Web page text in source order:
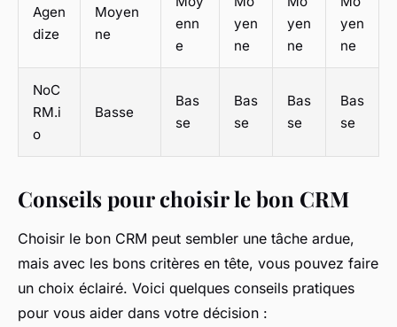
Agen
dize
Moyen
ne
enn
e
yen
ne
yen
ne
yen
ne
NoC
RM.i
o
Basse
Bas
se
Bas
se
Bas
se
Bas
se
Conseils pour choisir le bon CRM
Choisir le bon CRM peut sembler une tâche ardue,
mais avec les bons critères en tête, vous pouvez faire
un choix éclairé. Voici quelques conseils pratiques
pour vous aider dans votre décision :